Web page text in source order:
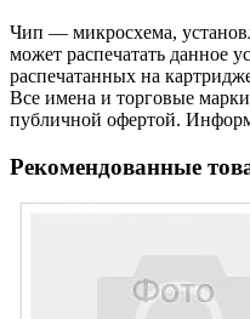
Чип — микросхема,
может распечатать данное
распечатанных на
Все имена и торговые
публичной офертой.
Рекомендованные